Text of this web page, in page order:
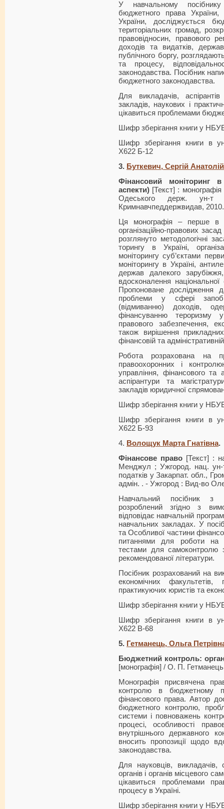
У навчальному
бюджетного права
України, досліджується
територіальних громад,
правовідносин, правового
доходів та видатків,
публічного боргу,
та процесу,
законодавства. Посібник
бюджетного законодавства.
Для викладачів,
закладів, наукових і
цікавиться проблемами
Шифр зберігання книги у
Шифр зберігання книги в
Х622 Б-12
3. Буткевич, Сергій
Фінансовий моніторинг в
аспекти) [Текст] :
Одеського держ.
Кримнавчпеддержвидав,
Ця монографія – перше в
організаційно-правових
розглянуто методологічні
торингу в Україні,
моніторингу суб’єктами
моніторингу в Україні,
держав далекого
вдосконалення національної
Пропоноване дослідження
проблеми у сфері
(відмиванню) доходів,
фінансуванню тероризму
правового забезпечення,
також вирішення
фінансовій та
Робота розрахована на
правоохоронних і
управління, фінансового та
аспірантури та
закладів юридичної
Шифр зберігання книги у
Шифр зберігання книги в
Х622 Б-93
4. Волощук Марта Гнатівна.
Фінансове право[Текст] :
Менджул ; Ужгород. нац. ун-
податків у Закарпат. обл.,
адмін. . - Ужгород : Вид-во
Навчальний посібник з
розроблений згідно з
відповідає навчальній
навчальних закладах. У
та Особливої частини
питаннями для роботи на
тестами для самоконтролю
рекомендованої літератури.
Посібник розрахований на
економічних факультетів,
практикуючих юристів та
Шифр зберігання книги у
Шифр зберігання книги в
Х622 В-68
5. Гетманець, Ольга
Бюджетний контроль:
[монографія] / О. П.
Монографія присвячена
контролю в бюджетному
фінансового права. Автор
бюджетного контролю,
системи і повноважень
процесі, особливості
внутрішнього державного
вносить пропозиції щодо
законодавства.
Для науковців, викладачів,
органів і ор­ганів місцевого
цікавиться проблемами
процесу в Україні.
Шифр зберігання книги у